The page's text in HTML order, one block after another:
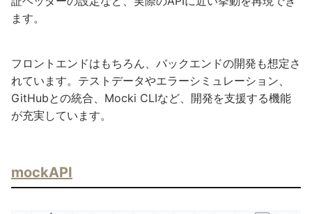
ます。
フロントエンドはもちろん、バックエンドの開発も想定さ
れています。テストデータやエラーシミュレーション、
GitHubとの統合、Mocki CLIなど、開発を支援する機能
が充実しています。
mockAPI